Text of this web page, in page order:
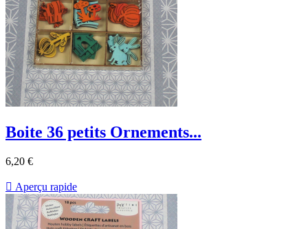
Boite 36 petits Ornements...
6,20 €
 Aperçu rapide